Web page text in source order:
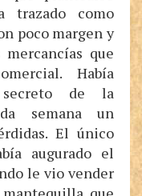
trazado como
poco margen y
que
Había
de la
semana un
El único
augurado el
le vio vender